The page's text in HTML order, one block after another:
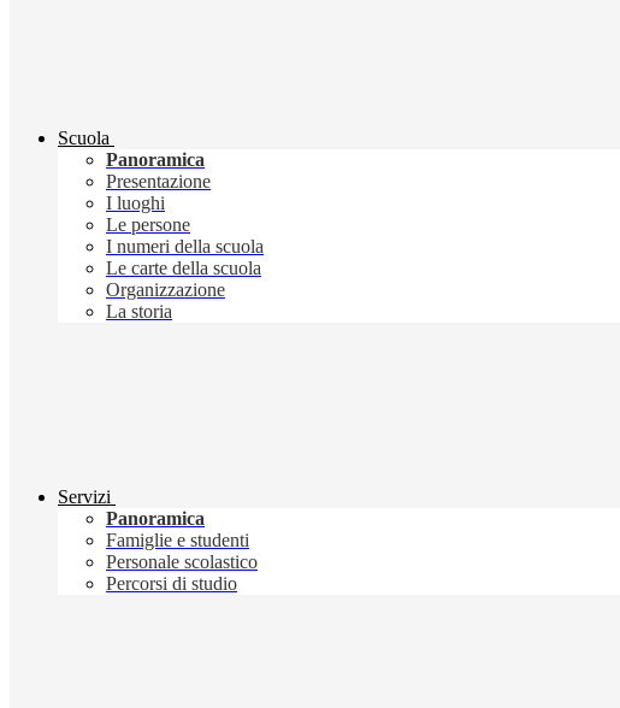
Scuola
Panoramica
Presentazione
I luoghi
Le persone
I numeri della scuola
Le carte della scuola
Organizzazione
La storia
Servizi
Panoramica
Famiglie e studenti
Personale scolastico
Percorsi di studio